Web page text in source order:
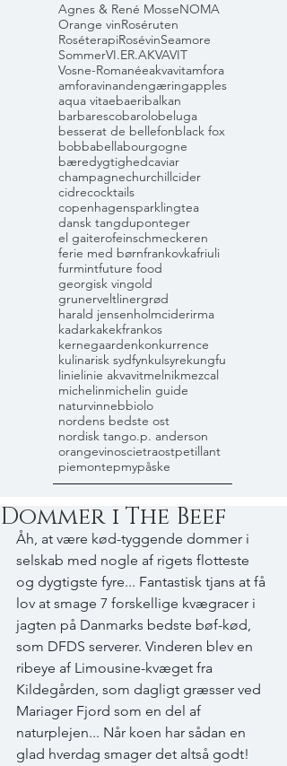
Agnes & René MosseNOMA
Orange vinRoséruten
RoséterapiRosévinSeamore
SommerVI.ER.AKVAVIT
Vosne-Romanéeakvavitamfora
amforavinandengæringapples
aqua vitaebaeribalkan
barbarescobarolobeluga
besserat de bellefonblack fox
bobbabellabourgogne
bæredygtighedcaviar
champagnechurchillcider
cidrecocktails
copenhagensparklingtea
dansk tangduponteger
el gaiterofeinschmeckeren
ferie med børnfrankovkafriuli
furmintfuture food
georgisk vingold
grunerveltlinergrød
harald jensenholmciderirma
kadarkakekfrankos
kernegaardenkonkurrence
kulinarisk sydfynkulsyrekungfu
linielinie akvavitmelnikmezcal
michelinmichelin guide
naturvinnebbiolo
nordens bedste ost
nordisk tango.p. anderson
orangevinoscietraostpetillant
piemontepmypåske
Dommer i The Beef
Åh, at være kød-tyggende dommer i
selskab med nogle af rigets flotteste
og dygtigste fyre... Fantastisk tjans at få
lov at smage 7 forskellige kvægracer i
jagten på Danmarks bedste bøf-kød,
som DFDS serverer. Vinderen blev en
ribeye af Limousine-kvæget fra
Kildegården, som dagligt græsser ved
Mariager Fjord som en del af
naturplejen... Når koen har sådan en
glad hverdag smager det altså godt!